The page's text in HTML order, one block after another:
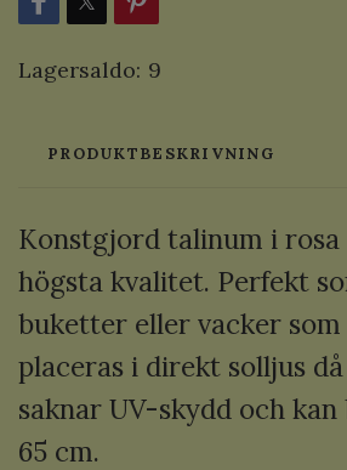
Lagersaldo: 9
PRODUKTBESKRIVNING
Konstgjord talinum i rosa
högsta kvalitet. Perfekt
buketter eller vacker som
placeras i direkt solljus
saknar UV-skydd och kan
65 cm.